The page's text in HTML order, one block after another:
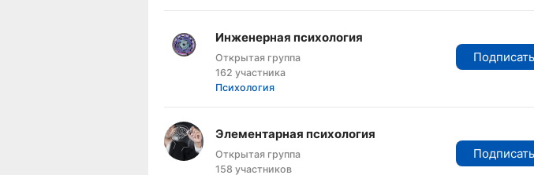
Инженерная психология
Открытая группа
162 участника
Психология
Элементарная психология
Открытая группа
158 участников